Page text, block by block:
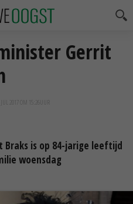
Gerrit
JUL 2017 OM 15:26
is op 84-jarige leeftijd
woensdag